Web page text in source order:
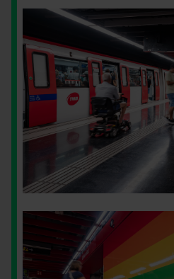
Imatge
Imatge